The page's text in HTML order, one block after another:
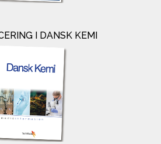
I DANSK KEMI